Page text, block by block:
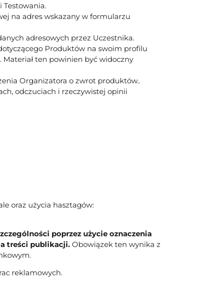
Testowania.
na adres wskazany w formularzu
adresowych przez Uczestnika.
Produktów na swoim profilu
Materiał ten powinien być widoczny
Organizatora o zwrot produktów..
odczuciach i rzeczywistej opinii
oraz użycia hasztagów:
poprzez użycie oznaczenia
treści publikacji. Obowiązek ten wynika z
reklamowych.